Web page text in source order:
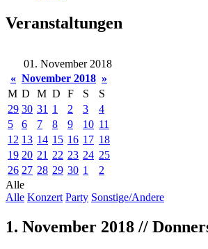
Veranstaltungen
01. November 2018
« November 2018 »
M D M D F S
S
29 30 31 1 2 3
4
5
6 7 8 9 10 11
12 13 14 15 16 17 18
19 20 21 22 23 24 25
26 27 28 29 30 1
2
Alle
Alle Konzert Party Sonstige/Andere
1. November 2018 //